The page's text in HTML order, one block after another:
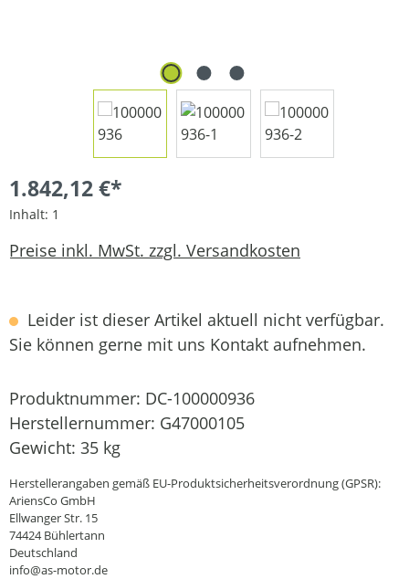
1.842,12 €*
Inhalt: 1
Preise inkl. MwSt. zzgl. Versandkosten
Leider ist dieser Artikel aktuell nicht verfügbar.
Sie können gerne mit uns Kontakt aufnehmen.
Produktnummer: DC-100000936
Herstellernummer: G47000105
Gewicht: 35 kg
Herstellerangaben gemäß EU-Produktsicherheitsverordnung (GPSR):
AriensCo GmbH
Ellwanger Str. 15
74424 Bühlertann
Deutschland
info@as-motor.de